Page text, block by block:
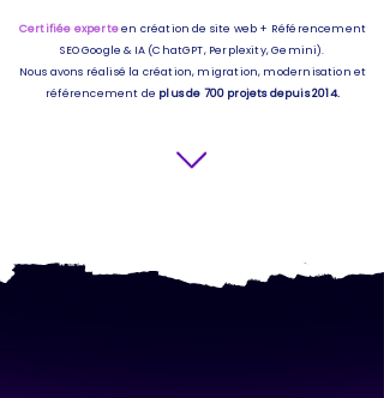
Certifiée experteen création de site web + Référencement
SEO Google & IA (ChatGPT, Perplexity, Gemini).
Nous avons réalisé la création, migration, modernisation et
référencement de plus de 700 projets depuis 2014.